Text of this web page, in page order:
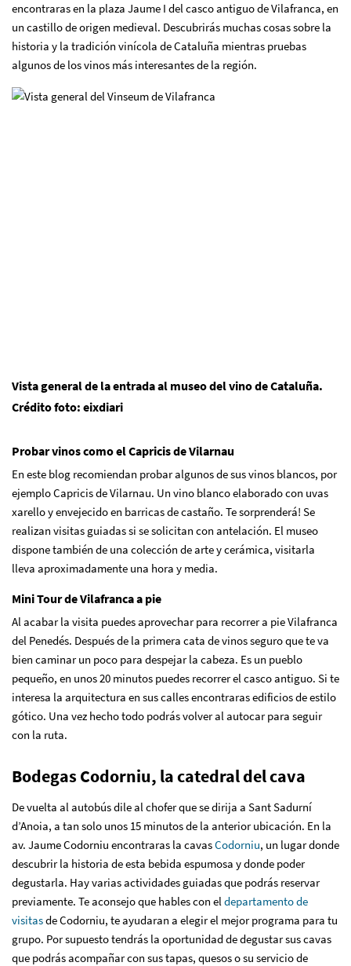
encontraras en la plaza Jaume I del casco antiguo de Vilafranca, en
un castillo de origen medieval. Descubrirás muchas cosas sobre la
historia y la tradición vinícola de Cataluña mientras pruebas
algunos de los vinos más interesantes de la región.
Vista general de la entrada al museo del vino de Cataluña.
Crédito foto: eixdiari
Probar vinos como el Capricis de Vilarnau
En este blog recomiendan probar algunos de sus vinos blancos, por
ejemplo Capricis de Vilarnau. Un vino blanco elaborado con uvas
xarello y envejecido en barricas de castaño. Te sorprenderá! Se
realizan visitas guiadas si se solicitan con antelación. El museo
dispone también de una colección de arte y cerámica, visitarla
lleva aproximadamente una hora y media.
Mini Tour de Vilafranca a pie
Al acabar la visita puedes aprovechar para recorrer a pie Vilafranca
del Penedés. Después de la primera cata de vinos seguro que te va
bien caminar un poco para despejar la cabeza. Es un pueblo
pequeño, en unos 20 minutos puedes recorrer el casco antiguo. Si te
interesa la arquitectura en sus calles encontraras edificios de estilo
gótico. Una vez hecho todo podrás volver al autocar para seguir
con la ruta.
Bodegas Codorniu, la catedral del cava
De vuelta al autobús dile al chofer que se dirija a Sant Sadurní
d’Anoia, a tan solo unos 15 minutos de la anterior ubicación. En la
av. Jaume Codorniu encontraras la cavasCodorniu, un lugar donde
descubrir la historia de esta bebida espumosa y donde poder
degustarla. Hay varias actividades guiadas que podrás reservar
previamente. Te aconsejo que hables con eldepartamento de
visitasde Codorniu, te ayudaran a elegir el mejor programa para tu
grupo. Por supuesto tendrás la oportunidad de degustar sus cavas
que podrás acompañar con sus tapas, quesos o su servicio de